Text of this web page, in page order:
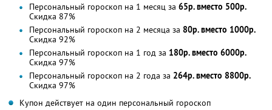
Персональный гороскоп на 1 месяц за 65р. вместо 500р.
Скидка 87%
Персональный гороскоп на 2 месяца за 80р. вместо 1000р.
Скидка 92%
Персональный гороскоп на 1 год за 180р. вместо 6000р.
Скидка 97%
Персональный гороскоп на 2 года за 264р. вместо 8800р.
Скидка 97%
Купон действует на один персональный гороскоп